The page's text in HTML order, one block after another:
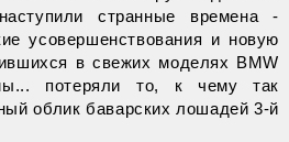
странные времена -
усовершенствования и новую
в свежих моделях BMW
потеряли то, к чему так
облик баварских лошадей 3-й